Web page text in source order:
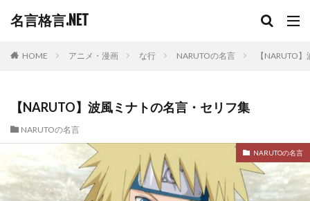
名言格言.NET
HOME アニメ・漫画 な行 NARUTOの名言 【NARUTO
【NARUTO】波風ミナトの名言・セリフ集
NARUTOの名言
NARUTOの名言